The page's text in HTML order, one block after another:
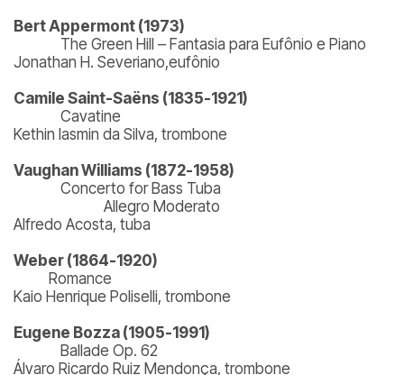
Bert Appermont (1973)
The Green Hill – Fantasia para Eufônio e Piano
Jonathan H. Severiano,eufônio
Camile Saint-Saëns (1835-1921)
Cavatine
Kethin Iasmin da Silva, trombone
Vaughan Williams (1872-1958)
Concerto for Bass Tuba
Allegro Moderato
Alfredo Acosta, tuba
Weber (1864-1920)
Romance
Kaio Henrique Poliselli, trombone
Eugene Bozza (1905-1991)
Ballade Op. 62
Álvaro Ricardo Ruiz Mendonça, trombone